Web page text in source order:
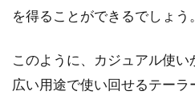
ジーンズは、
く...
を得ることができるでしょう。
このように、カジュアル使
広い用途で使い回せるテーラ